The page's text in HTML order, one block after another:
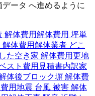
ータ へ進めるように
解体費用解体費用 坪単
解体費用解体業者 どこ
た空き家 解体費用更地
スト費用 見積書内訳家
体後ブロック塀 解体費
用地震 台風 被害 解体